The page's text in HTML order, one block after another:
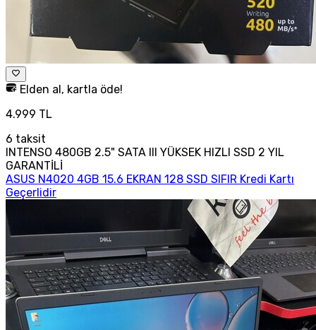
Elden al, kartla öde!
4.999 TL
6 taksit
INTENSO 480GB 2.5" SATA III YÜKSEK HIZLI SSD 2 YIL
GARANTİLİ
ASUS N4020 4GB 15.6 EKRAN 128 SSD SIFIR Kredi Kartı
Geçerlidir